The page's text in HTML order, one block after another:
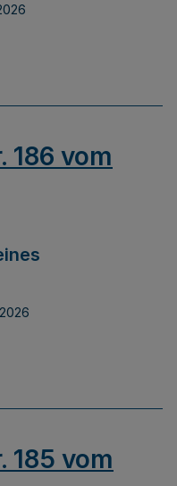
186 vom
185 vom